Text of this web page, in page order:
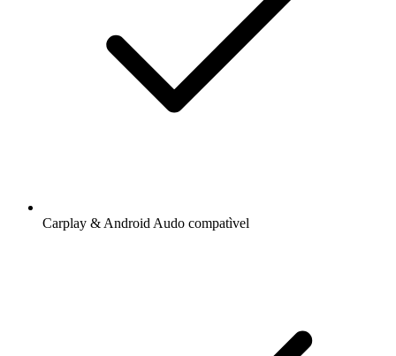
Carplay & Android Audo compatìvel